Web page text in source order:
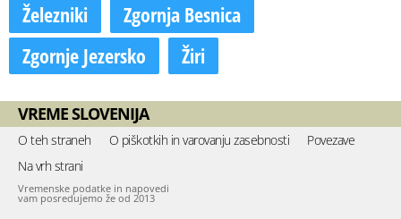
Železniki
Zgornja Besnica
Zgornje Jezersko
Žiri
VREME SLOVENIJA
O teh straneh O piškotkih in varovanju zasebnosti
Povezave
Na vrh strani
Vremenske podatke in napovedi
vam posredujemo že od 2013